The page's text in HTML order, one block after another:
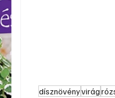
dísznövényvirág